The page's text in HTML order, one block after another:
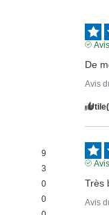
9
3
0
0
De
Avis
Utile
Très
Avis